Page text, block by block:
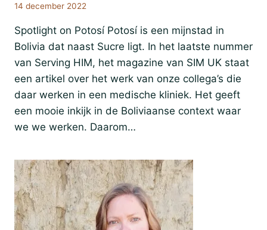
Met
Woorden
SIM
14 december 2022
Spotlight on Potosí Potosí is een mijnstad in
Bolivia dat naast Sucre ligt. In het laatste nummer
van Serving HIM, het magazine van SIM UK staat
een artikel over het werk van onze collega’s die
daar werken in een medische kliniek. Het geeft
een mooie inkijk in de Boliviaanse context waar
we we werken. Daarom…